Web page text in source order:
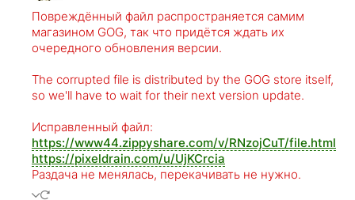
Повреждённый файл распространяется самим
магазином GOG, так что придётся ждать их
очередного обновления версии.
The corrupted file is distributed by the GOG store itself,
so we'll have to wait for their next version update.
Исправленный файл:
https://www44.zippyshare.com/v/RNzojCuT/file.html
https://pixeldrain.com/u/UjKCrcia
Раздача не менялась, перекачивать не нужно.